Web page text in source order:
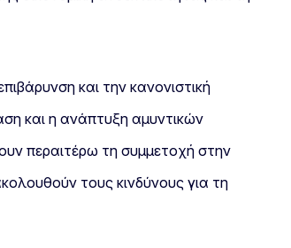
και την κανονιστική
και η ανάπτυξη αμυντικών
περαιτέρω τη συμμετοχή στην
τους κινδύνους για τη